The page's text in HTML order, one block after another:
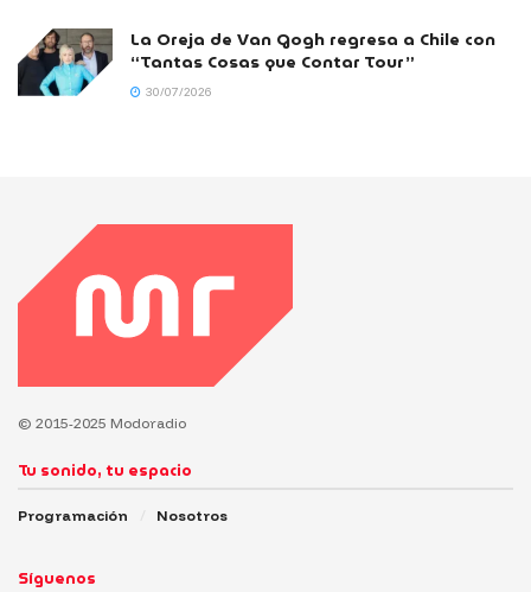
La Oreja de Van Gogh regresa a Chile con
“Tantas Cosas que Contar Tour”
30/07/2026
© 2015-2025 Modoradio
Tu sonido, tu espacio
Programación Nosotros
Síguenos